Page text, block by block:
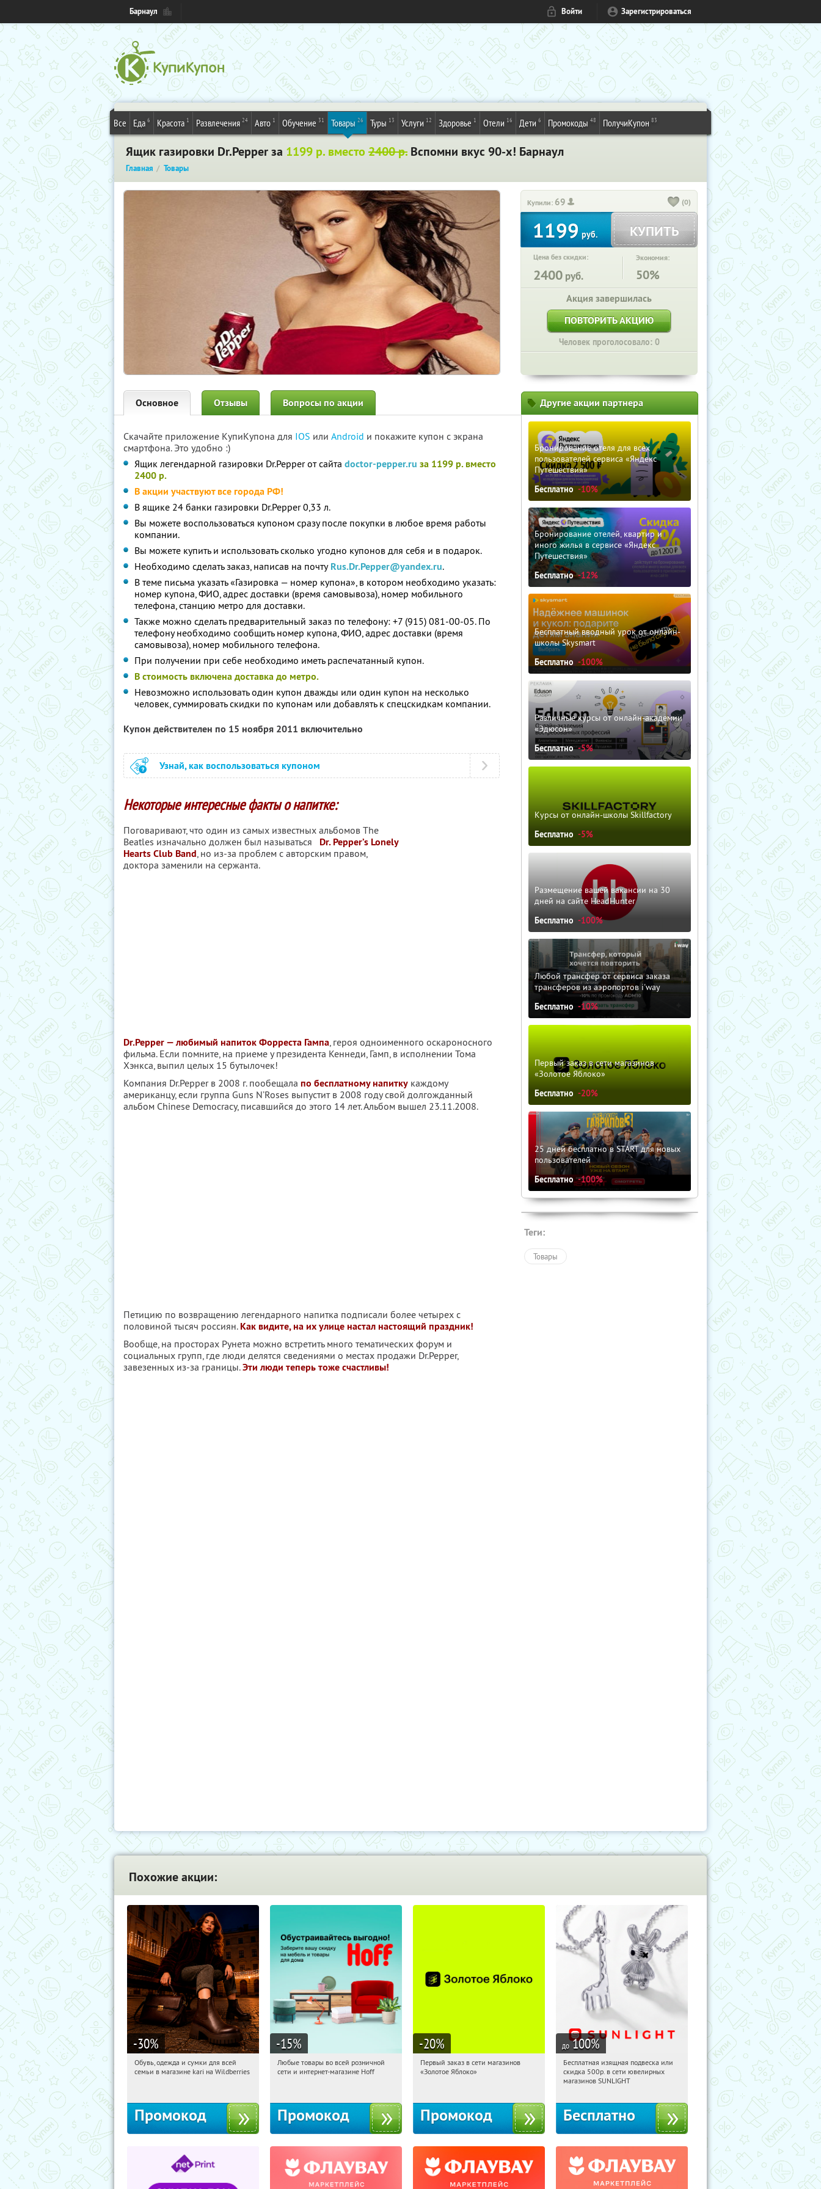
Барнаул Войти Зарегистрироваться
Все Еда 6 Красота 1 Развлечения 24 Авто 1 Обучение 31 Товары 26 Туры 13 Услуги 12 Здоровье 1 Отели 16 Дети 6 Промокоды 48 ПолучиКупон 83
Ящик газировки Dr.Pepper за 1199 р. вместо 2400 р. Вспомни вкус 90-х! Барнаул
Главная Товары
Купили: 69 (0)
1199руб. КУПИТЬ
Цена без скидки:
2400 руб.
Экономия:
50%
Акция завершилась
ПОВТОРИТЬ АКЦИЮ
Человек проголосовало: 0
Основное Отзывы Вопросы по акции
Скачайте приложение КупиКупона для IOS или Android и покажите купон с экрана
смартфона. Это удобно :)
Ящик легендарной газировки Dr.Pepper от сайта doctor-pepper.ru за 1199 р. вместо
2400 р.
В акции участвуют все города РФ!
В ящике 24 банки газировки Dr.Pepper 0,33 л.
Вы можете воспользоваться купоном сразу после покупки в любое время работы
компании.
Вы можете купить и использовать сколько угодно купонов для себя и в подарок.
Необходимо сделать заказ, написав на почту Rus.Dr.Pepper@yandex.ru.
В теме письма указать «Газировка — номер купона», в котором необходимо указать:
номер купона, ФИО, адрес доставки (время самовывоза), номер мобильного
телефона, станцию метро для доставки.
Также можно сделать предварительный заказ по телефону: +7 (915) 081-00-05. По
телефону необходимо сообщить номер купона, ФИО, адрес доставки (время
самовывоза), номер мобильного телефона.
При получении при себе необходимо иметь распечатанный купон.
В стоимость включена доставка до метро.
Невозможно использовать один купон дважды или один купон на несколько
человек, суммировать скидки по купонам или добавлять к спецскидкам компании.
Купон действителен по 15 ноября 2011 включительно
Узнай, как воспользоваться купоном
Некоторые интересные факты о напитке:
Поговаривают, что один из самых известных альбомов The
Beatles изначально должен был называться
Dr. Pepper’s Lonely
Hearts Club Band, но из-за проблем с авторским правом,
доктора заменили на сержанта.
Dr.Pepper — любимый напиток Форреста Гампа, героя одноименного оскароносного
фильма. Если помните, на приеме у президента Кеннеди, Гамп, в исполнении Тома
Хэнкса, выпил целых 15 бутылочек!
Компания Dr.Pepper в 2008 г. пообещала по бесплатному напитку каждому
американцу, если группа Guns N’Roses выпустит в 2008 году свой долгожданный
альбом Chinese Democracy, писавшийся до этого 14 лет. Альбом вышел 23.11.2008.
Петицию по возвращению легендарного напитка подписали более четырех с
половиной тысяч россиян. Как видите, на их улице настал настоящий праздник!
Вообще, на просторах Рунета можно встретить много тематических форум и
социальных групп, где люди делятся сведениями о местах продажи Dr.Pepper,
завезенных из-за границы.Эти люди теперь тоже счастливы!
Другие акции партнера
Бронирование отеля для всех
пользователей сервиса «Яндекс
Путешествия»
Бесплатно -10%
Бронирование отелей, квартир и
иного жилья в сервисе «Яндекс
Путешествия»
Бесплатно -12%
Бесплатный вводный урок от онлайн-
школы Skysmart
Бесплатно -100%
Различные курсы от онлайн-академии
«Эдюсон»
Бесплатно -5%
Курсы от онлайн-школы Skillfactory
Бесплатно -5%
Размещение вашей вакансии на 30
дней на сайте HeadHunter
Бесплатно -100%
Любой трансфер от сервиса заказа
трансферов из аэропортов i'way
Бесплатно -10%
Первый заказ в сети магазинов
«Золотое Яблоко»
Бесплатно -20%
25 дней бесплатно в START для новых
пользователей
Бесплатно -100%
Теги:
Товары
Похожие акции:
-30%
11:27:35 Получили:
Обувь, одежда и сумки для всей
семьи в магазине kari на Wildberries
Промокод
-15%
11:27:35 Получили:
Любые товары во всей розничной
сети и интернет-магазине Hoff
Промокод
-20%
11:27:35
Получи первым!
Первый заказ в сети магазинов
«Золотое Яблоко»
Промокод
до 100%
11:27:35 Получили:
Россия
Бесплатная изящная подвеска или
скидка 500р. в сети ювелирных
магазинов SUNLIGHT
Бесплатно